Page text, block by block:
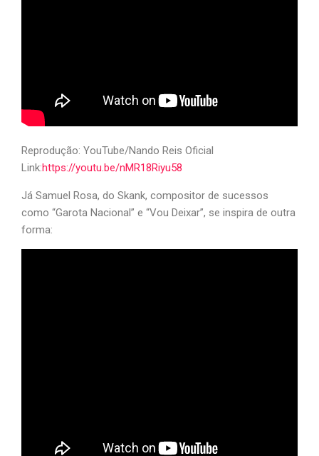
Reprodução: YouTube/Nando Reis Oficial
Link:https://youtu.be/nMR18Riyu58
Já Samuel Rosa, do Skank, compositor de sucessos
como “Garota Nacional” e “Vou Deixar”, se inspira de outra
forma: